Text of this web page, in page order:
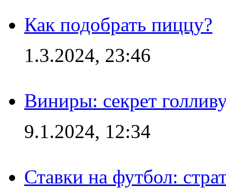
Как подобрать пиццу?
1.3.2024, 23:46
Виниры: секрет
9.1.2024, 12:34
Ставки на футбол: